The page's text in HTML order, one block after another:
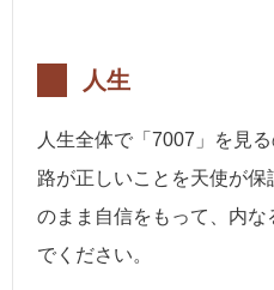
人生
人生全体で「7007」を見
路が正しいことを天使が保
のまま自信をもって、内
でください。